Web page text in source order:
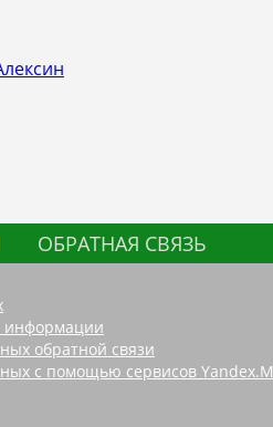
ОБРАТНАЯ СВЯЗЬ
информации
обратной связи
с помощью сервисов